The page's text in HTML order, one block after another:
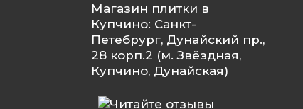
Магазин плитки в
Купчино: Санкт-
Петебрург, Дунайский пр.,
28 корп.2 (м. Звёздная,
Купчино, Дунайская)